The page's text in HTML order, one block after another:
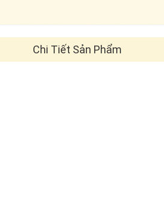
Chi Tiết Sản Phẩm